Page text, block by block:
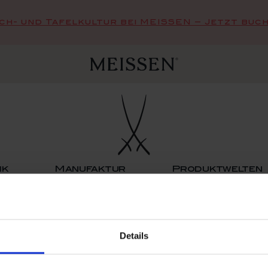
Details
und Tafelkultur bei MEISSEN – Jetzt
Manufaktur Produktwelten